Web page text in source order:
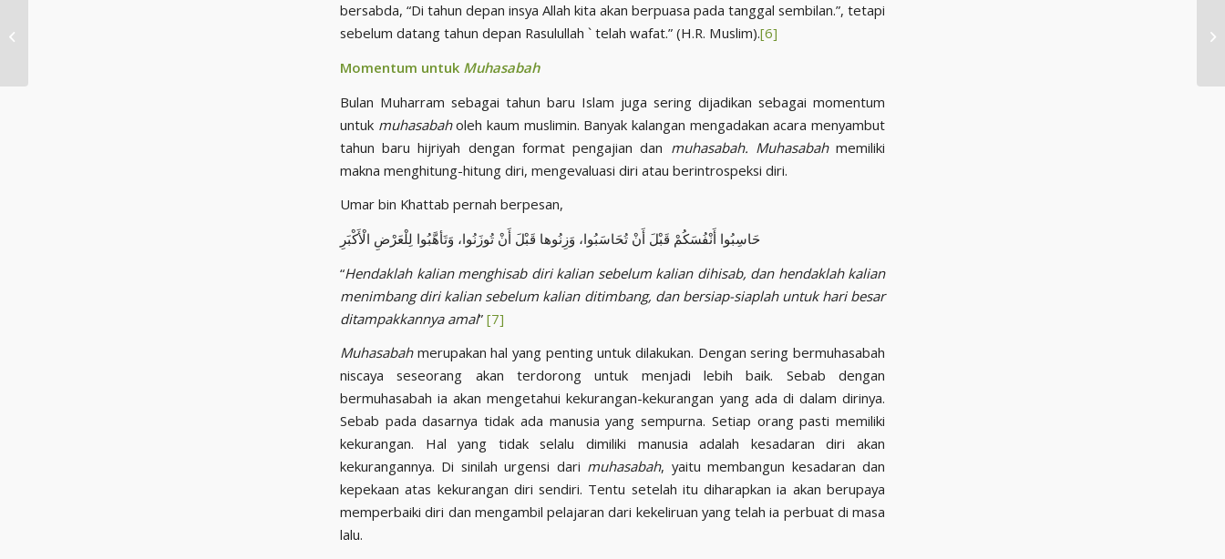
bersabda, “Di tahun depan insya Allah kita akan berpuasa pada tanggal sembilan.”, tetapi
sebelum datang tahun depan Rasulullah ` telah wafat.” (H.R. Muslim).[6]
Momentum untuk Muhasabah
Bulan Muharram sebagai tahun baru Islam juga sering dijadikan sebagai momentum
untuk muhasabaholeh kaum muslimin. Banyak kalangan mengadakan acara menyambut
tahun baru hijriyah dengan format pengajian dan muhasabah. Muhasabahmemiliki
makna menghitung-hitung diri, mengevaluasi diri atau berintrospeksi diri.
Umar bin Khattab pernah berpesan,
حَاسِبُوا أَنْفُسَكُمْ قَبْلَ أَنْ تُحَاسَبُوا، وَزِنُوها قَبْلَ أَنْ تُوزَنُوا، وَتَأهَّبُوا لِلْعَرْضِ الْأَكْبَرِ
“Hendaklah kalian menghisab diri kalian sebelum kalian dihisab, dan hendaklah kalian
menimbang diri kalian sebelum kalian ditimbang, dan bersiap-siaplah untuk hari besar
ditampakkannya amal” [7]
Muhasabahmerupakan hal yang penting untuk dilakukan. Dengan sering bermuhasabah
niscaya seseorang akan terdorong untuk menjadi lebih baik. Sebab dengan
bermuhasabah ia akan mengetahui kekurangan-kekurangan yang ada di dalam dirinya.
Sebab pada dasarnya tidak ada manusia yang sempurna. Setiap orang pasti memiliki
kekurangan. Hal yang tidak selalu dimiliki manusia adalah kesadaran diri akan
kekurangannya. Di sinilah urgensi dari muhasabah, yaitu membangun kesadaran dan
kepekaan atas kekurangan diri sendiri. Tentu setelah itu diharapkan ia akan berupaya
memperbaiki diri dan mengambil pelajaran dari kekeliruan yang telah ia perbuat di masa
lalu.